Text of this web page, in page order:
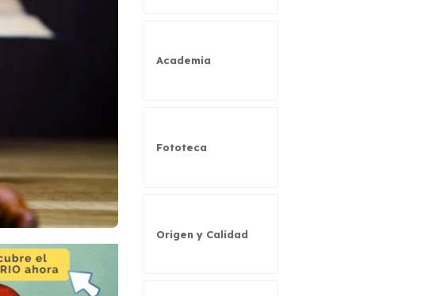
Academia
Fototeca
Origen y Calidad